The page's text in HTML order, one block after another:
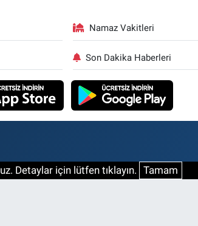
Namaz Vakitleri
Son Dakika Haberleri
Detaylar için lütfen tıklayın. Tamam